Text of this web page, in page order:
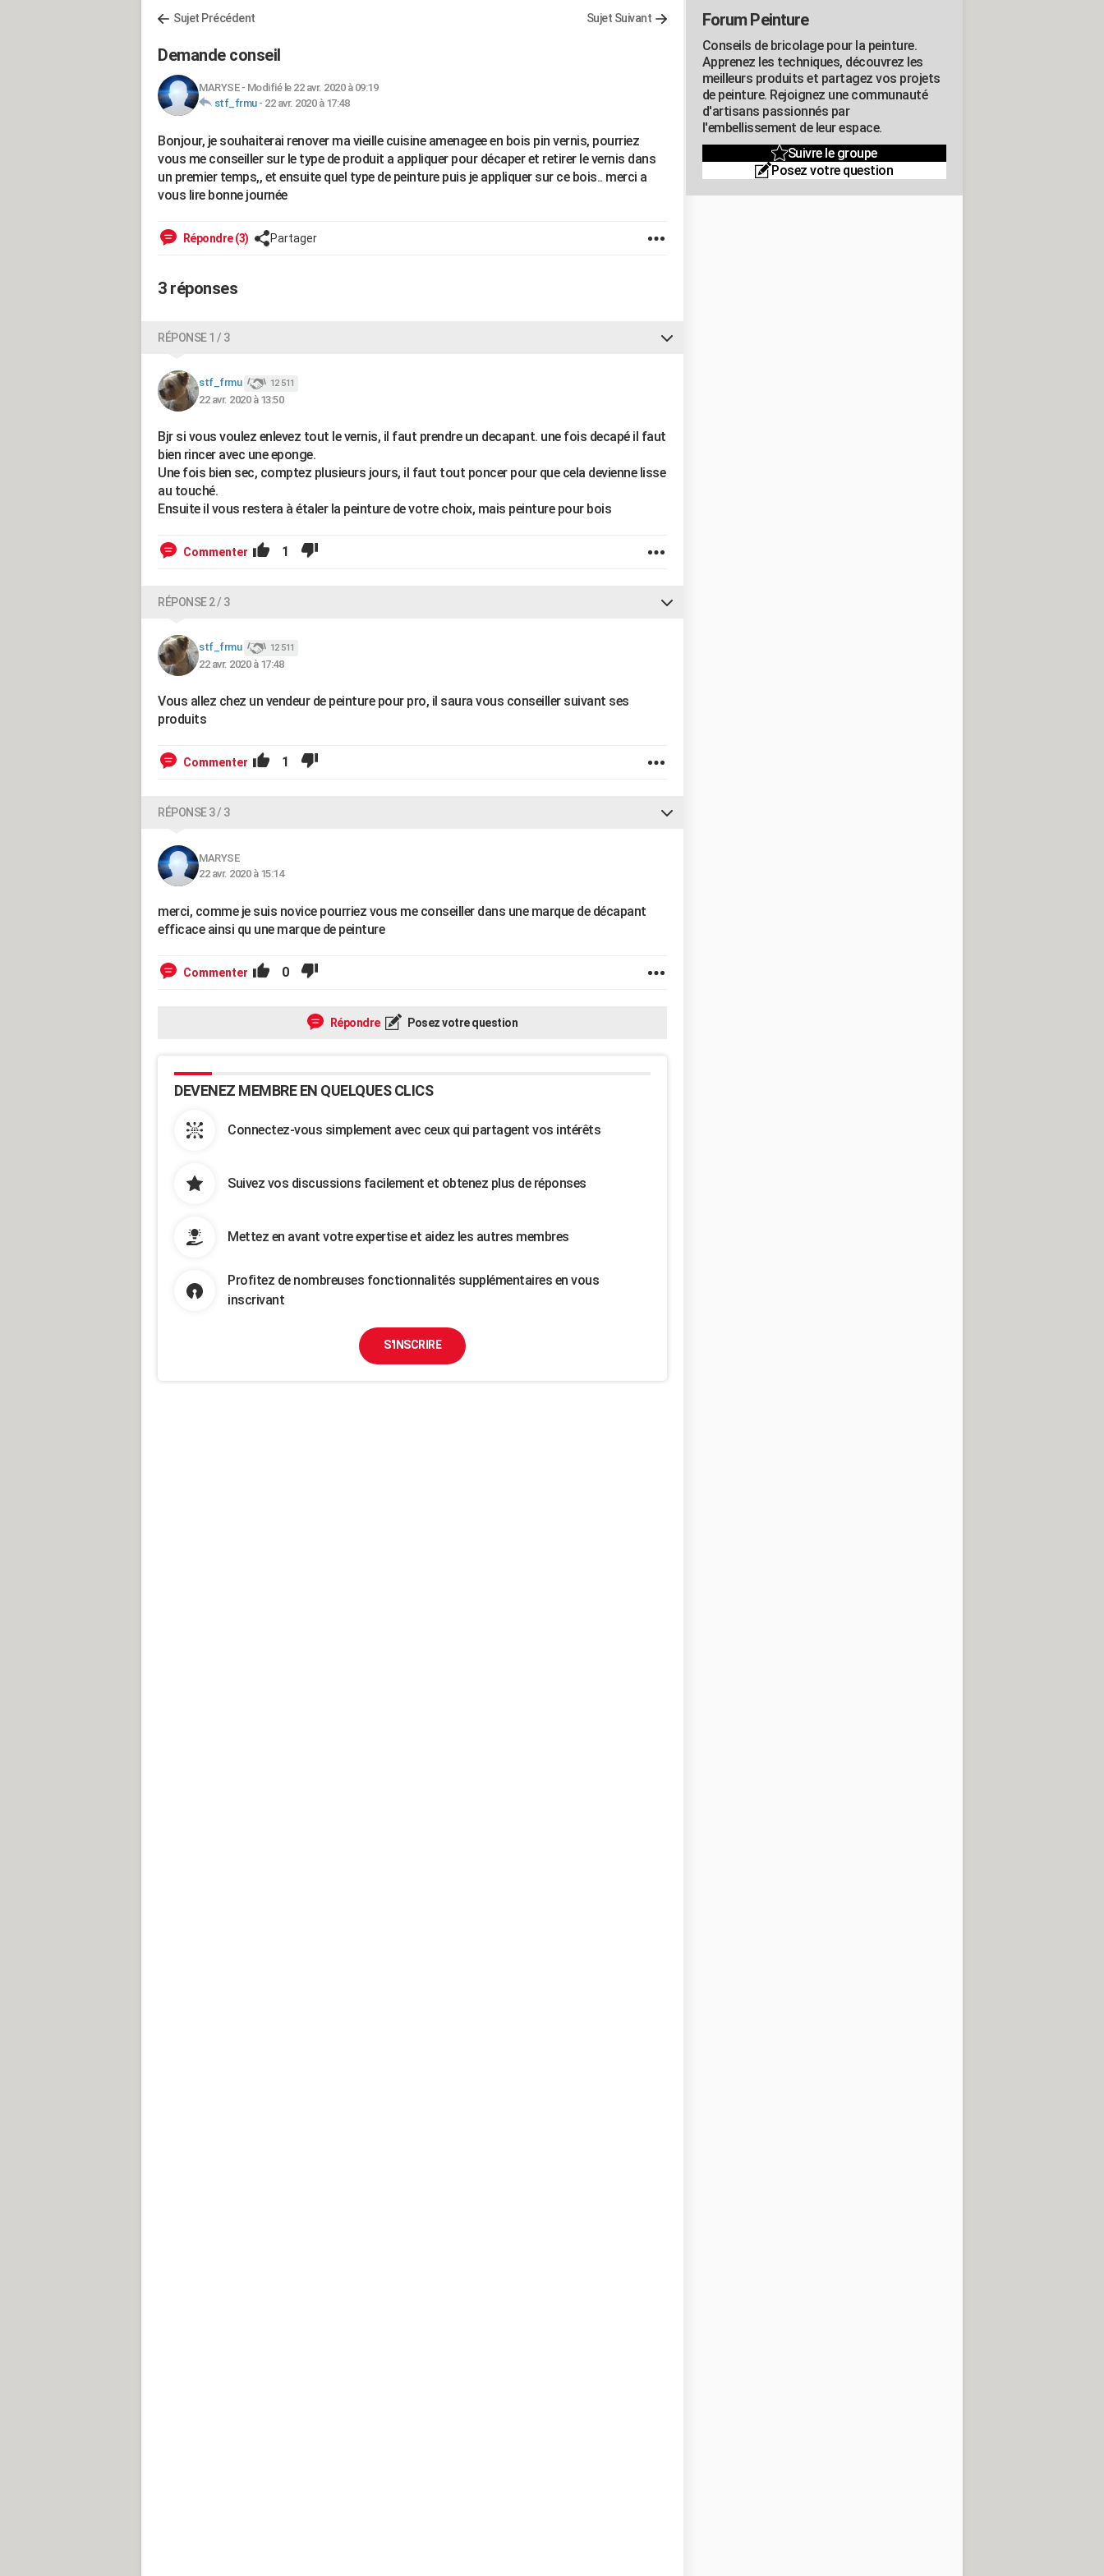
Sujet Précédent Sujet Suivant
Demande conseil
MARYSE- Modifié le 22 avr. 2020 à 09:19
stf_frmu- 22 avr. 2020 à 17:48
Bonjour, je souhaiterai renover ma vieille cuisine amenagee en bois pin vernis, pourriez
vous me conseiller sur le type de produit a appliquer pour décaper et retirer le vernis dans
un premier temps,, et ensuite quel type de peinture puis je appliquer sur ce bois.. merci a
vous lire bonne journée
Répondre (3) Partager
3 réponses
RÉPONSE 1 / 3
stf_frmu 12 511
22 avr. 2020 à 13:50
Bjr si vous voulez enlevez tout le vernis, il faut prendre un decapant. une fois decapé il faut
bien rincer avec une eponge.
Une fois bien sec, comptez plusieurs jours, il faut tout poncer pour que cela devienne lisse
au touché.
Ensuite il vous restera à étaler la peinture de votre choix, mais peinture pour bois
Commenter 1
RÉPONSE 2 / 3
stf_frmu 12 511
22 avr. 2020 à 17:48
Vous allez chez un vendeur de peinture pour pro, il saura vous conseiller suivant ses
produits
Commenter 1
RÉPONSE 3 / 3
MARYSE
22 avr. 2020 à 15:14
merci, comme je suis novice pourriez vous me conseiller dans une marque de décapant
efficace ainsi qu une marque de peinture
Commenter 0
Répondre Posez votre question
DEVENEZ MEMBRE EN QUELQUES CLICS
Connectez-vous simplement avec ceux qui partagent vos intérêts
Suivez vos discussions facilement et obtenez plus de réponses
Mettez en avant votre expertise et aidez les autres membres
Profitez de nombreuses fonctionnalités supplémentaires en vous
inscrivant
S'INSCRIRE
Forum Peinture
Conseils de bricolage pour la peinture.
Apprenez les techniques, découvrez les
meilleurs produits et partagez vos projets
de peinture. Rejoignez une communauté
d'artisans passionnés par
l'embellissement de leur espace.
Suivre le groupe
Posez votre question